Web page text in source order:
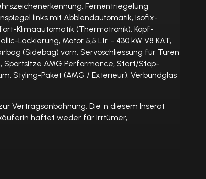
Fernentriegelung
links mit Abblendautomatik, Isofix-
Klimaautomatik (Thermotronik), Kopf-
Lackierung, Motor 5,5 Ltr. - 430 kW V8 KAT,
(Sidebag) vorn, Servoschliessung für Türen
Sportsitze AMG Performance, Start/Stop-
Styling-Paket (AMG / Exterieur), Verbundglas
Vertragsanbahnung. Die in diesem Inserat
haftet weder für Irrtümer,